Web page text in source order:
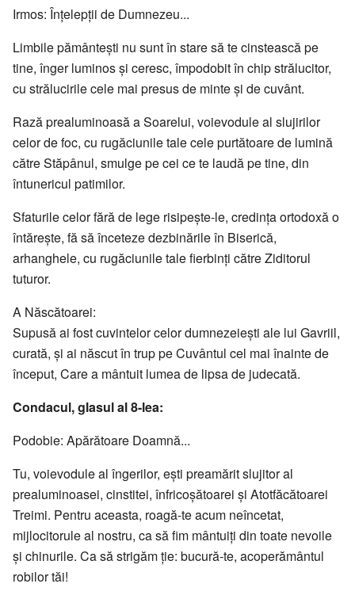
Irmos: Înţelepţii de Dumnezeu...
Limbile pământeşti nu sunt în stare să te cinstească pe
tine, înger luminos şi ceresc, împodobit în chip strălucitor,
cu strălucirile cele mai presus de minte şi de cuvânt.
Rază prealuminoasă a Soarelui, voievodule al slujirilor
celor de foc, cu rugăciunile tale cele purtătoare de lumină
către Stăpânul, smulge pe cei ce te laudă pe tine, din
întunericul patimilor.
Sfaturile celor fără de lege risipeşte-le, credinţa ortodoxă o
întăreşte, fă să înceteze dezbinările în Biserică,
arhanghele, cu rugăciunile tale fierbinţi către Ziditorul
tuturor.
A Născătoarei:
Supusă ai fost cuvintelor celor dumnezeieşti ale lui Gavriil,
curată, şi ai născut în trup pe Cuvântul cel mai înainte de
început, Care a mântuit lumea de lipsa de judecată.
Condacul, glasul al 8-lea:
Podobie: Apărătoare Doamnă...
Tu, voievodule al îngerilor, eşti preamărit slujitor al
prealuminoasei, cinstitei, înfricoşătoarei şi Atotfăcătoarei
Treimi. Pentru aceasta, roagă-te acum neîncetat,
mijlocitorule al nostru, ca să fim mântuiţi din toate nevoile
şi chinurile. Ca să strigăm ţie: bucură-te, acoperământul
robilor tăi!